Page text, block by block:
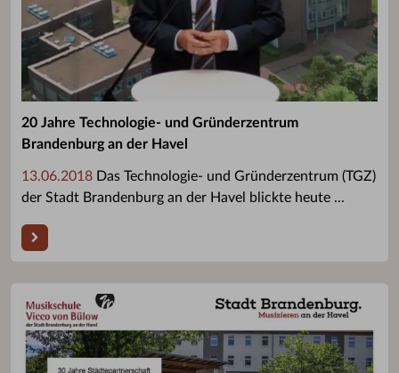
20 Jahre Technologie- und Gründerzentrum
Brandenburg an der Havel
13.06.2018 Das Technologie- und Gründerzentrum (TGZ)
der Stadt Brandenburg an der Havel blickte heute ...